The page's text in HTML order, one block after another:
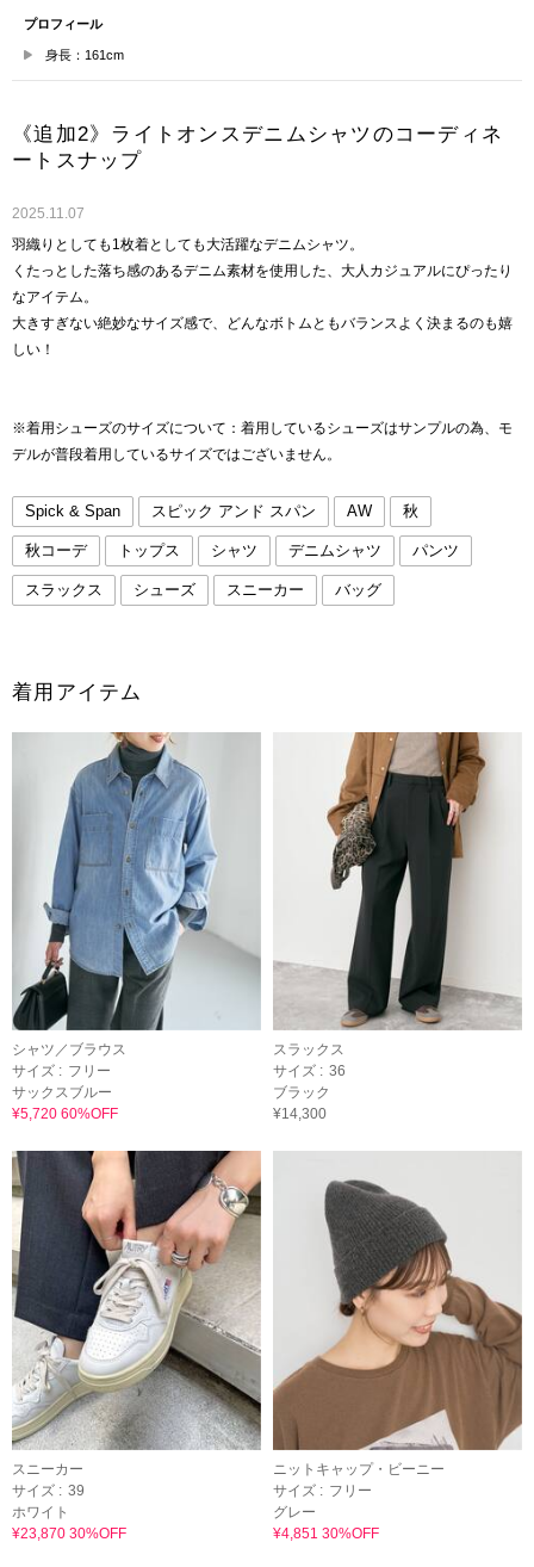
プロフィール
身長：161cm
《追加2》ライトオンスデニムシャツのコーディネ
ートスナップ
2025.11.07
羽織りとしても1枚着としても大活躍なデニムシャツ。
くたっとした落ち感のあるデニム素材を使用した、大人カジュアルにぴったり
なアイテム。
大きすぎない絶妙なサイズ感で、どんなボトムともバランスよく決まるのも嬉
しい！
※着用シューズのサイズについて：着用しているシューズはサンプルの為、モ
デルが普段着用しているサイズではございません。
Spick & Span スピック アンド スパン AW 秋
秋コーデ トップス シャツ デニムシャツ パンツ
スラックス シューズ スニーカー バッグ
着用アイテム
シャツ／ブラウス
サイズ : フリー
サックスブルー
¥5,720 60%OFF
スラックス
サイズ : 36
ブラック
¥14,300
スニーカー
サイズ : 39
ホワイト
¥23,870 30%OFF
ニットキャップ・ビーニー
サイズ : フリー
グレー
¥4,851 30%OFF